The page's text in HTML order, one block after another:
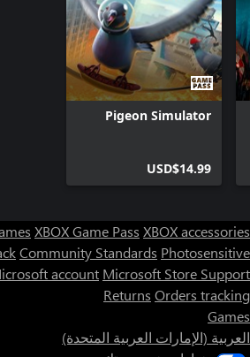
Pigeon Simulator
USD$14.99
XBOX Game Pass XBOX accessories
Community Standards Photosensitive
account Microsoft Store Support
Returns Orders tracking
Games
العربية (الإمارات العربية المتحدة)